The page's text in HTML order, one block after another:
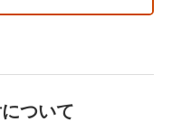
ついて